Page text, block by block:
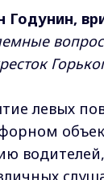
Годунин,
левых